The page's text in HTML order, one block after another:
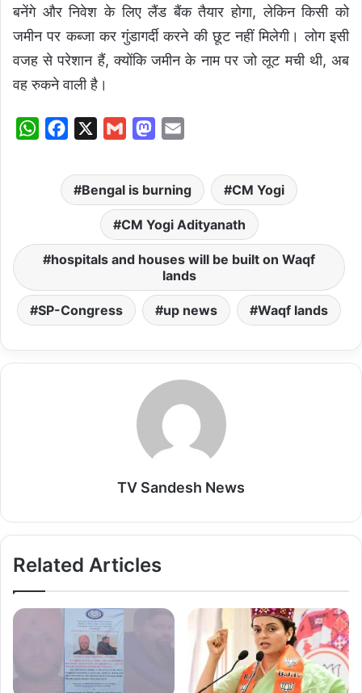
बनेंगे और निवेश के लिए लैंड बैंक तैयार होगा, लेकिन किसी को
जमीन पर कब्जा कर गुंडागर्दी करने की छूट नहीं मिलेगी। लोग इसी
वजह से परेशान हैं, क्योंकि जमीन के नाम पर जो लूट मची थी, अब
वह रुकने वाली है।
W
A
p
p
c
e
o
o
k
a
l
M
s
t
o
d
o
n
a
i
Bengal is burning CM Yogi
CM Yogi Adityanath
hospitals and houses will be built on Waqf
lands
SP-Congress up news Waqf lands
TV Sandesh News
Related Articles